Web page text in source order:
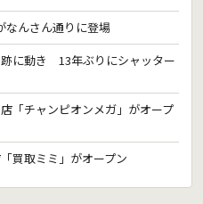
なんさん通りに登場
に動き 13年ぶりにシャッター
「チャンピオンメガ」がオープ
買取ミミ」がオープン